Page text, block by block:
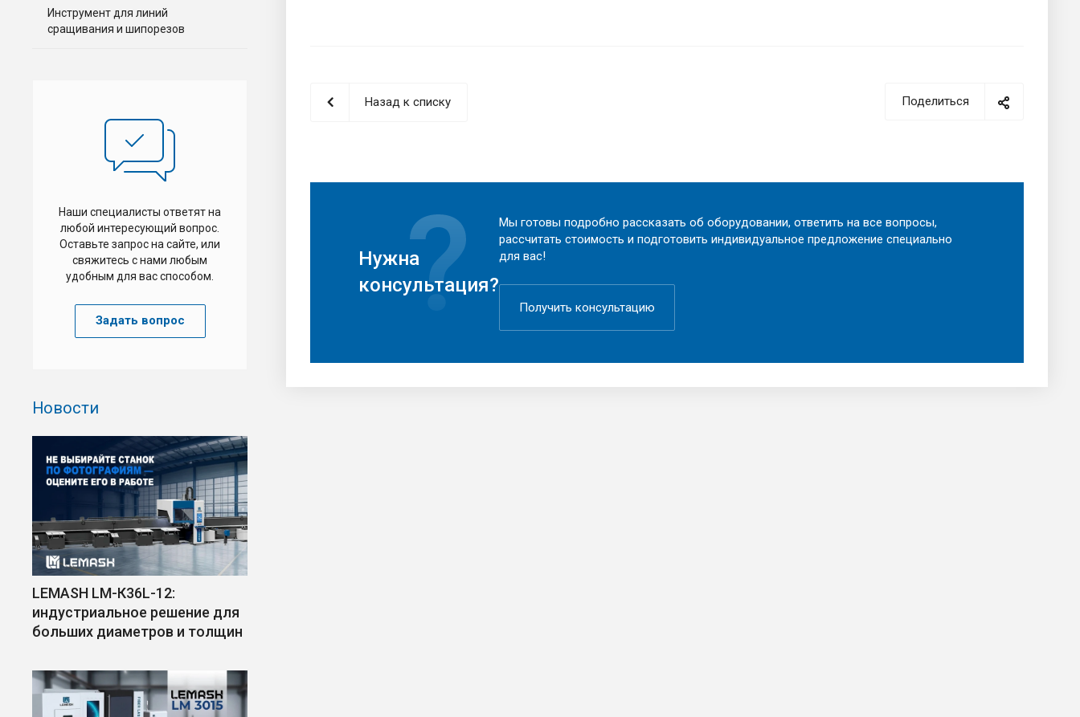
Поделиться
Назад к списку
Нужна
консультация?
Мы готовы подробно рассказать об оборудовании, ответить на все вопросы,
рассчитать стоимость и подготовить индивидуальное предложение специально
для вас!
Получить консультацию
Инструмент для линий
сращивания и шипорезов
Наши специалисты ответят на
любой интересующий вопрос.
Оставьте запрос на сайте, или
свяжитесь с нами любым
удобным для вас способом.
Задать вопрос
Новости
LEMASH LM-К36L-12:
индустриальное решение для
больших диаметров и толщин